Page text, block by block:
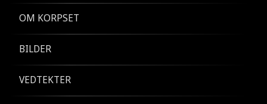
OM KORPSET
BILDER
VEDTEKTER